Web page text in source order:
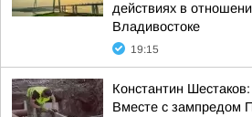
действиях в
Владивостоке
19:15
Константин
Вместе с зампредом